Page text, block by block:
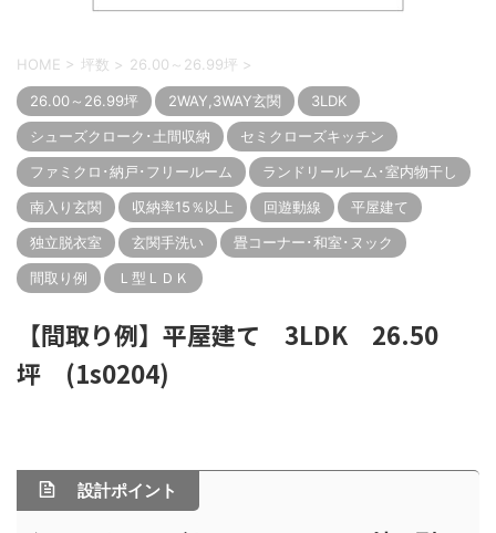
HOME > 坪数 > 26.00～26.99坪 >
26.00～26.99坪 2WAY,3WAY玄関
3LDK
シューズクローク･土間収納
セミクローズキッチン
ファミクロ･納戸･フリールーム
ランドリールーム･室内物干し
南入り玄関
収納率15％以上 回遊動線
平屋建て
独立脱衣室
玄関手洗い
畳コーナー･和室･ヌック
間取り例
Ｌ型ＬＤＫ
【間取り例】平屋建て 3LDK 26.50
坪 (1s0204)
設計ポイント